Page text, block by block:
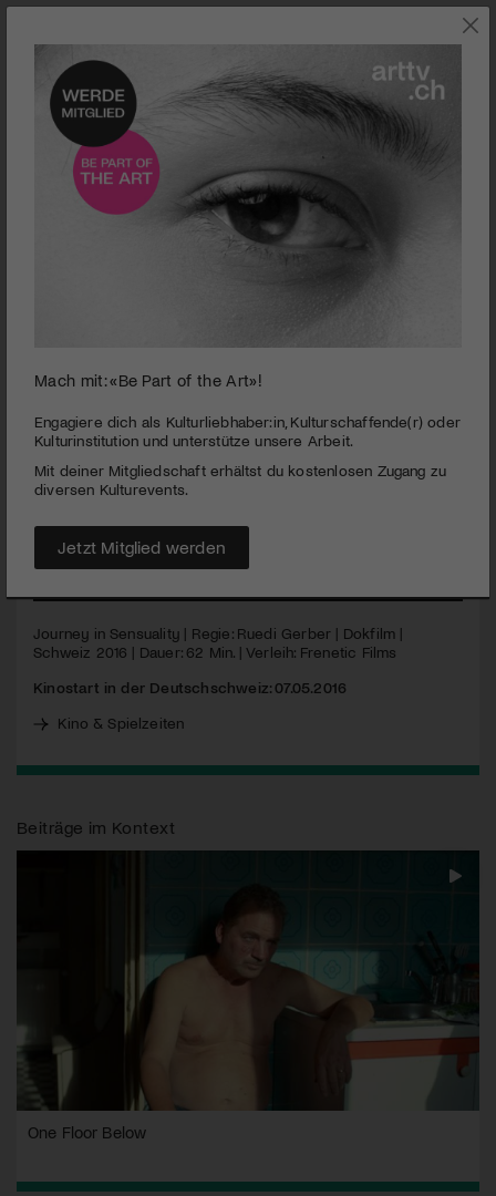
seconds
minute,
seconds
Journey in Sensuality
PUBLIZIERT AM 4. MAI 2016
sie in Paris entdeckt, sucht die 95-jährige Choreografin Anna
Halprin ihrer Hoffnung für das Leben und für die Menschheit
Originalmusik von Fred Frith!
MEHR
Journey in Sensuality | Regie: Ruedi Gerber | Dokfilm |
Schweiz 2016 | Dauer: 62 Min. | Verleih: Frenetic Films
Kinostart in der Deutschschweiz: 07.05.2016
Kino & Spielzeiten
Beiträge im Kontext
One Floor Below
Mach mit: «Be Part of the Art»!
Engagiere dich als Kulturliebhaber:in, Kulturschaffende(r) oder
Kulturinstitution und unterstütze unsere Arbeit.
Mit deiner Mitgliedschaft erhältst du kostenlosen Zugang zu
diversen Kulturevents.
Jetzt Mitglied werden